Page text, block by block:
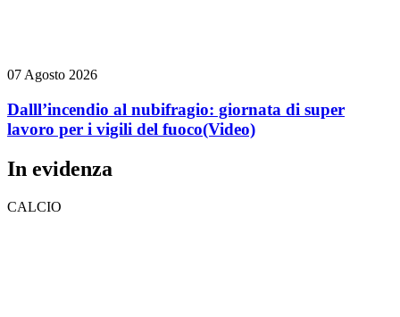
07 Agosto 2026
Dalll’incendio al nubifragio: giornata di super
lavoro per i vigili del fuoco(Video)
In evidenza
CALCIO